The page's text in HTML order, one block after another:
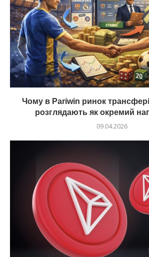
Чому в Pariwin ринок
розглядають як окремий
09.04.2026